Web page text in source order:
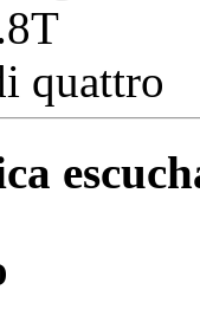
quattro